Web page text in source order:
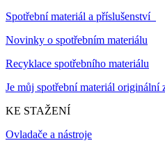
Spotřební materiál a příslušenství
Novinky o spotřebním materiálu
Recyklace spotřebního materiálu
Je můj spotřební materiál originální
KE STAŽENÍ
Ovladače a nástroje